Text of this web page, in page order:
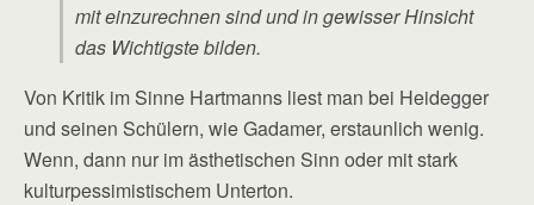
mit einzurechnen sind und in gewisser Hinsicht
das Wichtigste bilden.
Von Kritik im Sinne Hartmanns liest man bei Heidegger
und seinen Schülern, wie Gadamer, erstaunlich wenig.
Wenn, dann nur im ästhetischen Sinn oder mit stark
kulturpessimistischem Unterton.